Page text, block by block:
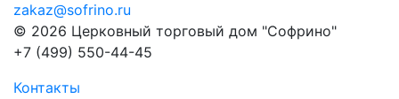
zakaz@sofrino.ru
© 2026 Церковный торговый дом "Софрино"
+7 (499) 550-44-45
Контакты